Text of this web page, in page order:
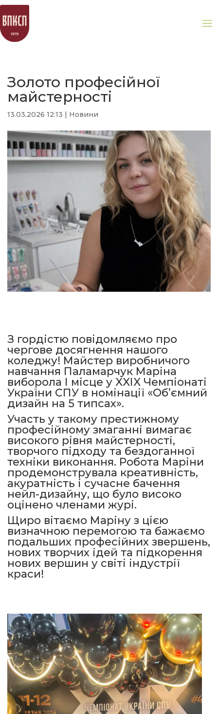
Золото професійної
майстерності
13.03.2026 12:13 Новини
З гордістю повідомляємо про
чергове досягнення нашого
коледжу! Майстер виробничого
навчання Паламарчук Маріна
виборола І місце у XXІX Чемпіонаті
України СПУ в номінації «Об’ємний
дизайн на 5 типсах».
Участь у такому престижному
професійному змаганні вимагає
високого рівня майстерності,
творчого підходу та бездоганної
техніки виконання. Робота Маріни
продемонструвала креативність,
акуратність і сучасне бачення
нейл-дизайну, що було високо
оцінено членами журі.
Щиро вітаємо Маріну з цією
визначною перемогою та бажаємо
подальших професійних звершень,
нових творчих ідей та підкорення
нових вершин у світі індустрії
краси!